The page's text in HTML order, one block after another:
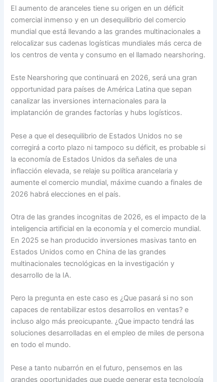
El aumento de aranceles tiene su origen en un déficit
comercial inmenso y en un desequilibrio del comercio
mundial que está llevando a las grandes multinacionales a
relocalizar sus cadenas logísticas mundiales más cerca de
los centros de venta y consumo en el llamado nearshoring.
Este Nearshoring que continuará en 2026, será una gran
opportunidad para países de América Latina que sepan
canalizar las inversiones internacionales para la
implatanción de grandes factorías y hubs logísticos.
Pese a que el desequilibrio de Estados Unidos no se
corregirá a corto plazo ni tampoco su déficit, es probable si
la economía de Estados Unidos da señales de una
inflacción elevada, se relaje su política arancelaria y
aumente el comercio mundial, máxime cuando a finales de
2026 habrá elecciones en el país.
Otra de las grandes incognitas de 2026, es el impacto de la
inteligencia artificial en la economía y el comercio mundial.
En 2025 se han producido inversiones masivas tanto en
Estados Unidos como en China de las grandes
multinacionales tecnológicas en la investigación y
desarrollo de la IA.
Pero la pregunta en este caso es ¿Que pasará si no son
capaces de rentabilizar estos desarrollos en ventas? e
incluso algo más preoicupante. ¿Que impacto tendrá las
soluciones desarrolladas en el empleo de miles de persona
en todo el mundo.
Pese a tanto nubarrón en el futuro, pensemos en las
grandes oportunidades que puede generar esta tecnología